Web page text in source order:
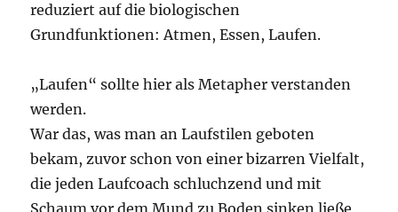
reduziert auf die biologischen
Grundfunktionen: Atmen, Essen, Laufen.
„Laufen“ sollte hier als Metapher verstanden
werden.
War das, was man an Laufstilen geboten
bekam, zuvor schon von einer bizarren Vielfalt,
die jeden Laufcoach schluchzend und mit